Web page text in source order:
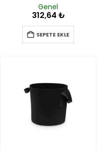
Genel
312,64 ₺
SEPETE EKLE